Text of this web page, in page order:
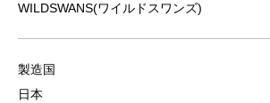
WILDSWANS(ワイルドスワンズ)
製造国
日本